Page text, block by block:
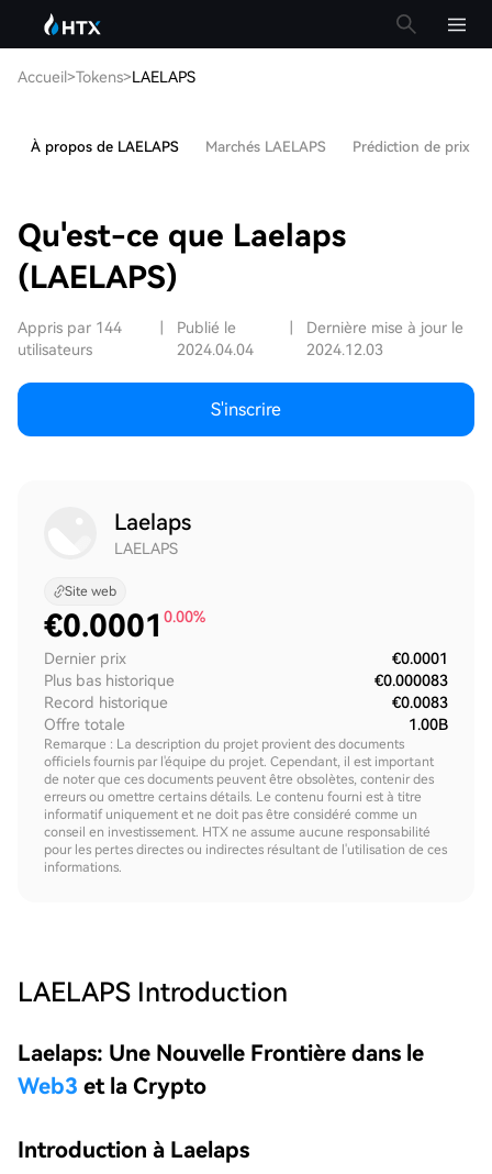
Accueil>Tokens>LAELAPS
À propos de LAELAPS Marchés LAELAPS Prédiction de prix
Qu'est-ce que Laelaps
(LAELAPS)
Appris par 144
utilisateurs
Publié le
2024.04.04
Dernière mise à jour le
2024.12.03
S'inscrire
Laelaps
LAELAPS
Site web
€0.0001 0.00%
Dernier prix
€0.0001
Plus bas historique
€0.000083
Record historique
€0.0083
Offre totale
1.00B
Remarque : La description du projet provient des documents
officiels fournis par l'équipe du projet. Cependant, il est important
de noter que ces documents peuvent être obsolètes, contenir des
erreurs ou omettre certains détails. Le contenu fourni est à titre
informatif uniquement et ne doit pas être considéré comme un
conseil en investissement. HTX ne assume aucune responsabilité
pour les pertes directes ou indirectes résultant de l'utilisation de ces
informations.
LAELAPS Introduction
Laelaps: Une Nouvelle Frontière dans le
Web3 et la Crypto
Introduction à Laelaps